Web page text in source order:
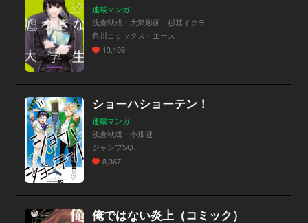
連載マンガ
浅倉秋成・大沢形画・杉基イクラ
角川コミックス・エース
13,109
ショーハショーテン！
連載マンガ
浅倉秋成・小畑健
ジャンプSQ.
8,367
俺ではない炎上（コミック）